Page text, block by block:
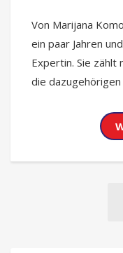
Von Marijana
ein paar Jahren
Expertin. Sie
die dazugehörigen